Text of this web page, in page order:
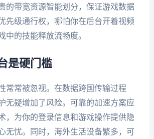
的带宽资源智能划分，保证游戏数据
先级通行权，哪怕你在后台开着视频
中的技能释放流畅度。
是硬门槛
常常被忽视。在数据跨国传输过程
无疑增加了风险。可靠的加速方案应
，为你的登录信息和游戏操作提供隐
无忧。同时，海外生活设备繁多，可